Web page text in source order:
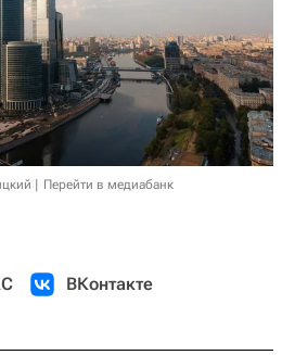
Перейти в медиабанк
ВКонтакте